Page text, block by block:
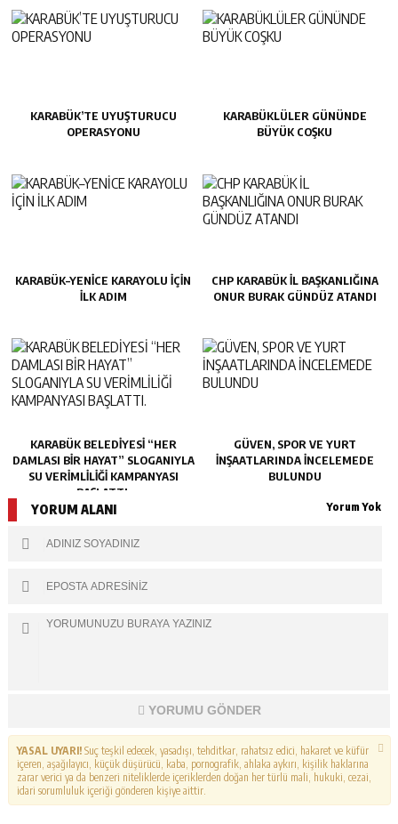
KARABÜK’TE UYUŞTURUCU
OPERASYONU
KARABÜKLÜLER GÜNÜNDE
BÜYÜK COŞKU
KARABÜK–YENİCE KARAYOLU İÇİN
İLK ADIM
CHP KARABÜK İL BAŞKANLIĞINA
ONUR BURAK GÜNDÜZ ATANDI
KARABÜK BELEDİYESİ “HER
DAMLASI BİR HAYAT” SLOGANIYLA
SU VERİMLİLİĞİ KAMPANYASI
BAŞLATTI.
GÜVEN, SPOR VE YURT
İNŞAATLARINDA İNCELEMEDE
BULUNDU
YORUM ALANI Yorum Yok
YORUMU GÖNDER
YASAL UYARI!Suç teşkil edecek, yasadışı, tehditkar, rahatsız edici, hakaret ve küfür
içeren, aşağılayıcı, küçük düşürücü, kaba, pornografik, ahlaka aykırı, kişilik haklarına
zarar verici ya da benzeri niteliklerde içeriklerden doğan her türlü mali, hukuki, cezai,
idari sorumluluk içeriği gönderen kişiye aittir.